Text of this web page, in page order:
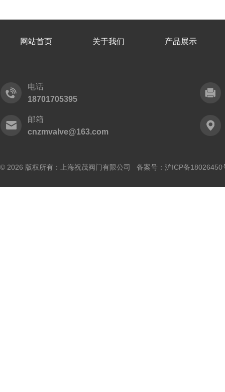
网站首页 关于我们 产品展示
电话
18701705395
邮箱
cnzmvalve@163.com
© 2026 版权所有：上海祝茂阀门有限公司 备案号： 沪ICP备18026450